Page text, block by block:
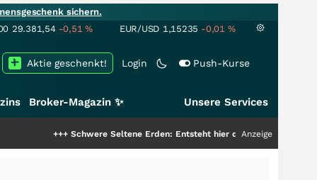
sichern.
29.381,54 -0,51% EUR/USD 1,15235 -0,01 %
Login Push-Kurse
Aktie geschenkt!
Broker-Magazin ✨ Unsere Services
Schwere Seltene Erden: Entsteht hier die nächste Milliardenstory?
Anzeige